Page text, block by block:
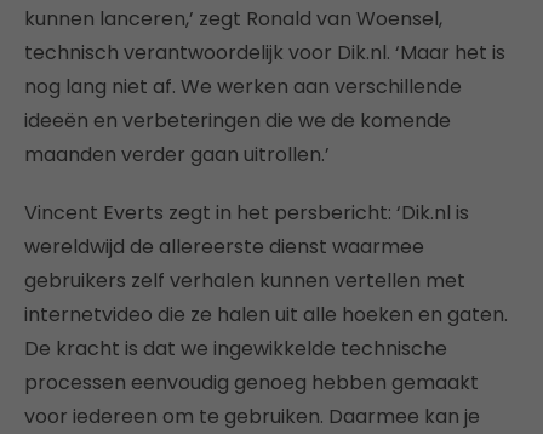
kunnen lanceren,’ zegt Ronald van Woensel,
technisch verantwoordelijk voor Dik.nl. ‘Maar het is
nog lang niet af. We werken aan verschillende
ideeën en verbeteringen die we de komende
maanden verder gaan uitrollen.’
Vincent Everts zegt in het persbericht: ‘Dik.nl is
wereldwijd de allereerste dienst waarmee
gebruikers zelf verhalen kunnen vertellen met
internetvideo die ze halen uit alle hoeken en gaten.
De kracht is dat we ingewikkelde technische
processen eenvoudig genoeg hebben gemaakt
voor iedereen om te gebruiken. Daarmee kan je